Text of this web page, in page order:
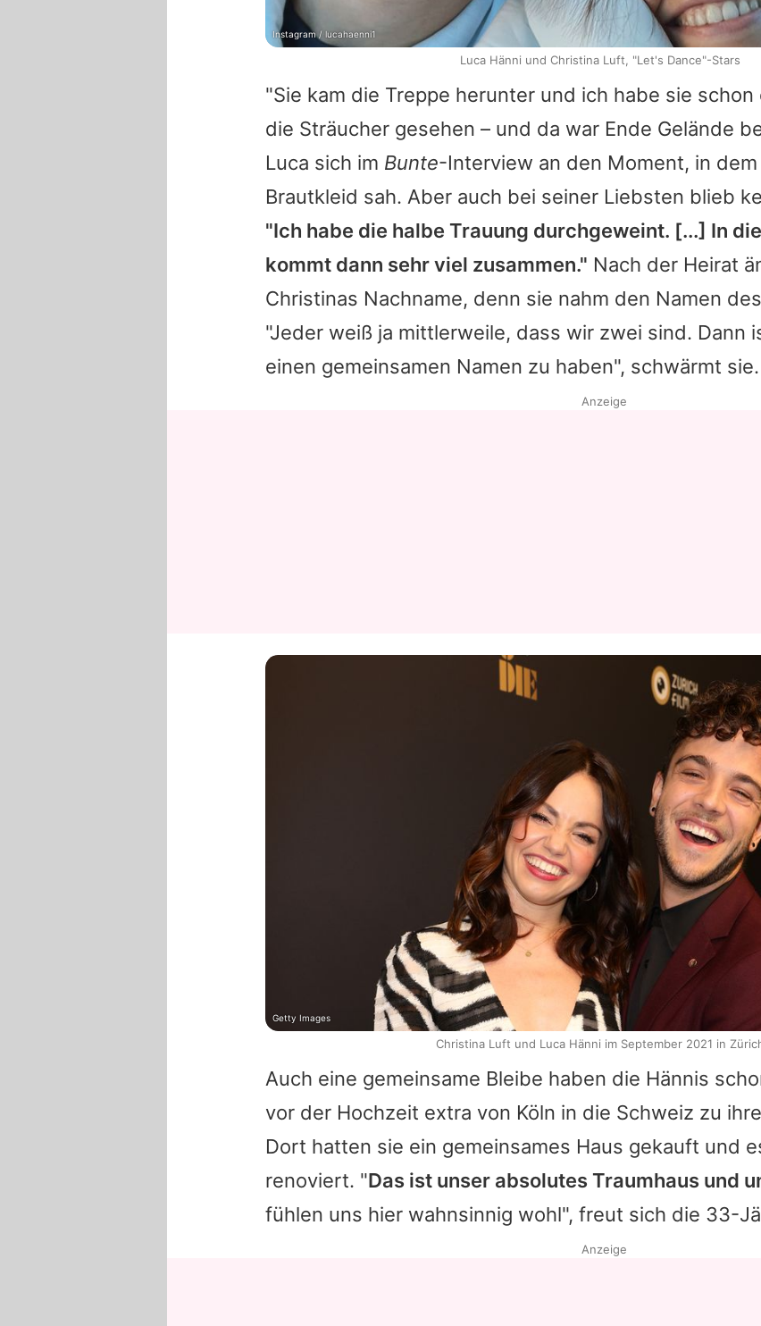
"Sie kam die Treppe herunter und ich habe sie
die Sträucher gesehen – und da war Ende Gelände
Luca sich im Bunte-Interview an den Moment, in
Brautkleid sah. Aber auch bei seiner Liebsten blieb
"Ich habe die halbe Trauung durchgeweint. [...] In
kommt dann sehr viel zusammen." Nach der Heirat
Christinas Nachname, denn sie nahm den Namen
"Jeder weiß ja mittlerweile, dass wir zwei sind. Dann
einen gemeinsamen Namen zu haben", schwärmt sie.
Auch eine gemeinsame Bleibe haben die Hännis
vor der Hochzeit extra von Köln in die Schweiz zu
Dort hatten sie ein gemeinsames Haus gekauft und
renoviert. "Das ist unser absolutes Traumhaus und
fühlen uns hier wahnsinnig wohl", freut sich die 33-
Instagram / lucahaenni1
Luca Hänni und Christina Luft, "Let's Dance"-Stars
Anzeige
Getty Images
Christina Luft und Luca Hänni im September 2021 in
Anzeige